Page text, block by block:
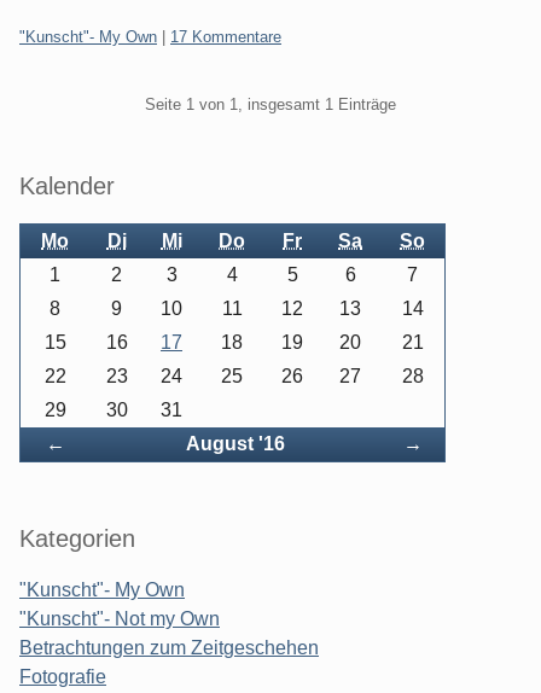
Kategorien:
"Kunscht"- My Own | 17 Kommentare
Seite 1 von 1, insgesamt 1 Einträge
Seitenleiste
Kalender
Mo Di Mi Do Fr Sa So
← August '16 Vorwärts
→
1 2 3 4 5 6
7
8
9 10 11 12 13
14
15
16 17 18 19 20
21
22
23 24 25 26 27
28
29
30 31
Kategorien
"Kunscht"- My Own
"Kunscht"- Not my Own
Betrachtungen zum Zeitgeschehen
Fotografie